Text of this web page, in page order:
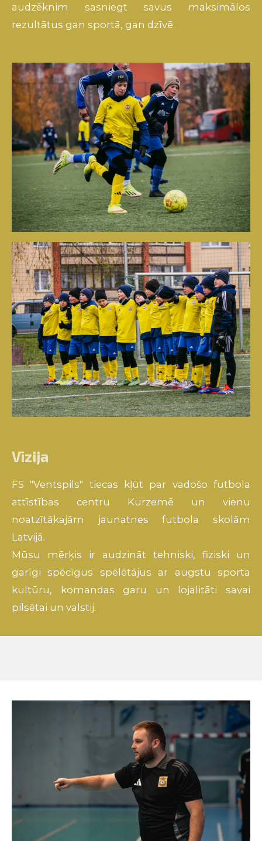
audzēknim sasniegt savus
maksimālos
rezultātus gan sportā, gan dzīvē.
Vīzija
FS "Ventspils" tiecas kļūt par vadošo futbola
attīstības
centru Kurzemē un
vienu
noatzītākajām jaunatnes futbola
skolām
Latvijā.
Mūsu
mērķis ir audzināt tehniski, fiziski
un
garīgi
spēcīgus spēlētājus ar augstu
sporta
kultūru, komandas garu un lojalitāti
savai
pilsētai un valstij.